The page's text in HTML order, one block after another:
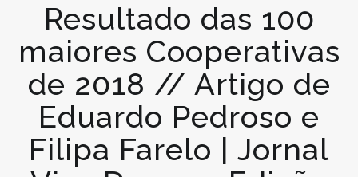
Resultado das 100
maiores Cooperativas
de 2018 // Artigo de
Eduardo Pedroso e
Filipa Farelo | Jornal